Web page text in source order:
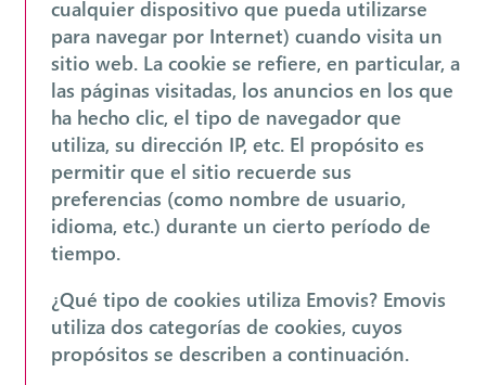
cualquier dispositivo que pueda utilizarse
para navegar por Internet) cuando visita un
sitio web. La cookie se refiere, en particular, a
las páginas visitadas, los anuncios en los que
ha hecho clic, el tipo de navegador que
utiliza, su dirección IP, etc. El propósito es
permitir que el sitio recuerde sus
preferencias (como nombre de usuario,
idioma, etc.) durante un cierto período de
tiempo.
¿Qué tipo de cookies utiliza Emovis? Emovis
utiliza dos categorías de cookies, cuyos
propósitos se describen a continuación.